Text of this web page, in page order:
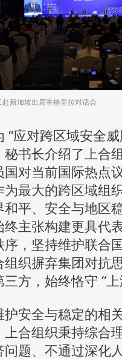
赴新加坡出席香格里拉对话会
“应对跨区域安全
秘书长介绍了上合
国对当前国际热点
为最大的跨区域组
和平、安全与地区
终主张构建更具代
序，坚持维护联合
组织摒弃集团对抗
方，始终恪守 “上
护安全与稳定的相
上合组织秉持综合
问题、不通过深化